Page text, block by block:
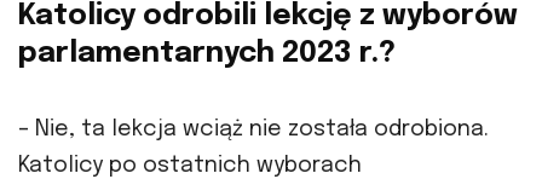
Katolicy odrobili lekcję z wyborów
parlamentarnych 2023 r.?
– Nie, ta lekcja wciąż nie została odrobiona.
Katolicy po ostatnich wyborach